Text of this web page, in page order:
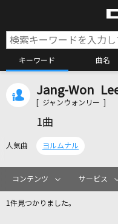
キーワード 曲名
カ
カラ
Jang-Won
[ ジャンウォンリー ]
1曲
人気曲 ヨルムナル
コンテンツ サービス
1件見つかりました。